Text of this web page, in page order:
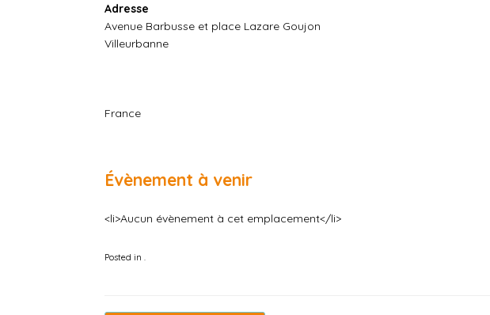
Adresse
Avenue Barbusse et place Lazare Goujon
Villeurbanne
France
Évènement à venir
<li>Aucun évènement à cet emplacement</li>
Posted in .